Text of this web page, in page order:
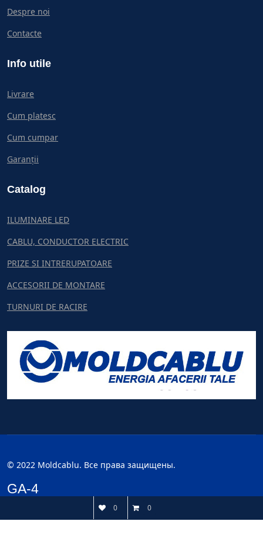
Despre noi
Contacte
Info utile
Livrare
Cum platesc
Cum cumpar
Garanții
Catalog
ILUMINARE LED
CABLU, CONDUCTOR ELECTRIC
PRIZE SI INTRERUPATOARE
ACCESORII DE MONTARE
TURNURI DE RACIRE
© 2022 Moldcablu. Все права защищены.
GA-4
0 0